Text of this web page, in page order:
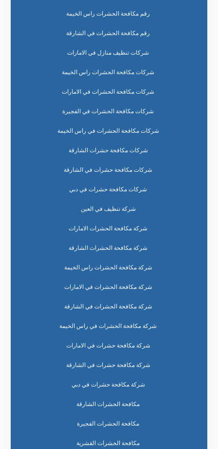
رقم مكافحة الحشرات راس الخيمة
رقم مكافحة الحشرات في الشارقة
شركات تنظيف منازل في الامارات
شركات مكافحة الحشرات راس الخيمة
شركات مكافحة الحشرات في الامارات
شركات مكافحة الحشرات في الفجيرة
شركات مكافحة الحشرات في راس الخيمة
شركات مكافحة حشرات الشارقة
شركات مكافحة حشرات في الشارقة
شركات مكافحة حشرات في دبي
شركة تنظيف في العين
شركة مكافحة الحشرات الامارات
شركة مكافحة الحشرات الشارقة
شركة مكافحة الحشرات راس الخيمة
شركة مكافحة الحشرات في الامارات
شركة مكافحة الحشرات في الشارقة
شركة مكافحة الحشرات في راس الخيمة
شركة مكافحة حشرات في الامارات
شركة مكافحة حشرات في الشارقة
شركة مكافحة حشرات في دبي
مكافحة الحشرات الشارقة
مكافحة الحشرات الفجيرة
مكافحة الحشرات القشرية